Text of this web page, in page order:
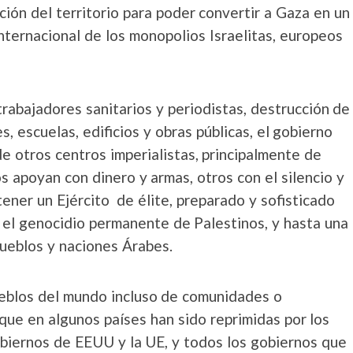
del territorio para poder convertir a Gaza en un
de los monopolios Israelitas, europeos
sanitarios y periodistas, destrucción de
escuelas, edificios y obras públicas, el gobierno
otros centros imperialistas, principalmente de
apoyan con dinero y armas, otros con el silencio y
un Ejército de élite, preparado y sofisticado
genocidio permanente de Palestinos, y hasta una
y naciones Árabes.
del mundo incluso de comunidades o
en algunos países han sido reprimidas por los
de EEUU y la UE, y todos los gobiernos que